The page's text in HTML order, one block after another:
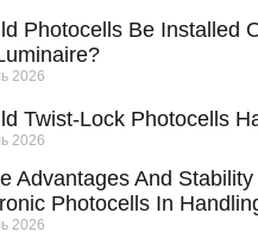
Photocells Be Installed
2026
Twist-Lock Photocells
2026
Advantages And
Photocells In
2026